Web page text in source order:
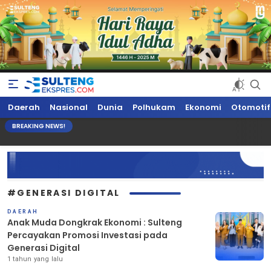
Sultengekspres.com
Berita Seputar Sulteng Hari Ini, Update Terkini, Suaranya Rakyat
Sulteng
Daerah Nasional Dunia Polhukam Ekonomi Otomotif
BREAKING NEWS!
#GENERASI DIGITAL
DAERAH
Anak Muda Dongkrak Ekonomi : Sulteng
Percayakan Promosi Investasi pada
Generasi Digital
1 tahun yang lalu